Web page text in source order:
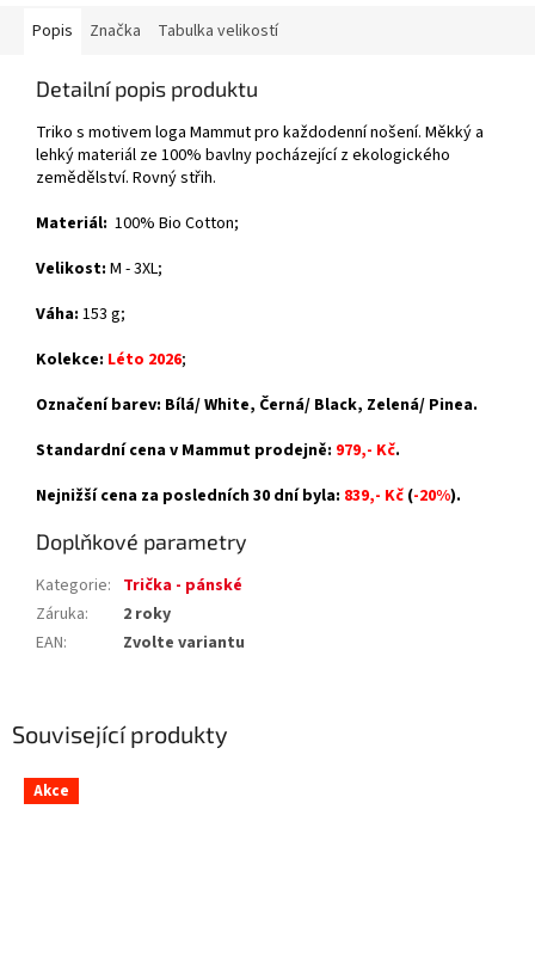
Související produkty
Akce
Popis Značka Tabulka velikostí
Detailní popis produktu
Triko s motivem loga Mammut pro každodenní nošení. Měkký a
lehký materiál ze 100% bavlny pocházející z ekologického
zemědělství. Rovný střih.
Materiál: 100% Bio Cotton;
Velikost: M - 3XL;
Váha: 153 g;
Kolekce: Léto 2026;
Označení barev: Bílá/ White, Černá/ Black, Zelená/ Pinea.
Standardní cena v Mammut prodejně: 979,- Kč.
Nejnižší cena za posledních 30 dní byla: 839,- Kč (-20%).
Doplňkové parametry
Kategorie: Trička - pánské
Záruka:
2 roky
EAN: Zvolte variantu